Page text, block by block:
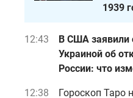
1939
12:43
В США заявили
Украиной об
России: что
12:38
Гороскоп Таро